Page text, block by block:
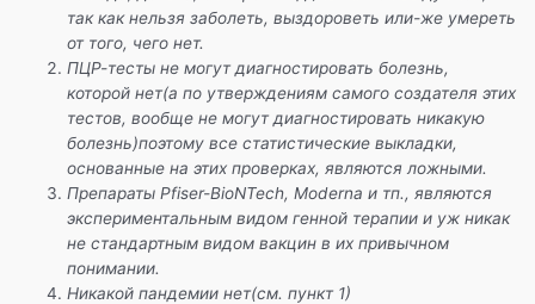
так как нельзя заболеть, выздороветь или-же умереть
от того, чего нет.
ПЦР-тесты не могут диагностировать болезнь,
которой нет(а по утверждениям самого создателя этих
тестов, вообще не могут диагностировать никакую
болезнь)поэтому все статистические выкладки,
основанные на этих проверках, являются ложными.
Препараты Pfiser-BioNTech, Moderna и тп., являются
экспериментальным видом генной терапии и уж никак
не стандартным видом вакцин в их привычном
понимании.
Никакой пандемии нет(см. пункт 1)